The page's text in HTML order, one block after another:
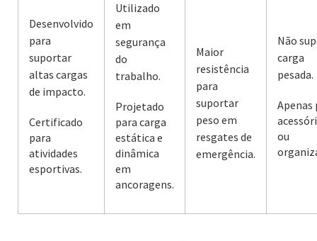
Desenvolvido
para
suportar
altas cargas
de impacto.
Certificado
para
atividades
esportivas.
Utilizado
em
segurança
do
trabalho.
Projetado
para carga
estática e
dinâmica
em
ancoragens.
Maior
resistência
para
suportar
peso em
resgates de
emergência.
Não
carga
pesada.
Apenas
ou